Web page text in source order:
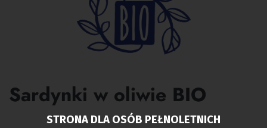
Sardynki w oliwie BIO
STRONA DLA OSÓB PEŁNOLETNICH